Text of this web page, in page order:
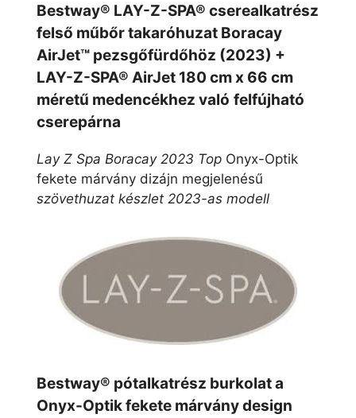
Bestway® LAY-Z-SPA® cserealkatrész
felső műbőr takaróhuzat Boracay
AirJet™ pezsgőfürdőhöz (2023) +
LAY-Z-SPA® AirJet 180 cm x 66 cm
méretű medencékhez való felfújható
cserepárna
Lay Z Spa Boracay 2023 Top Onyx-Optik
fekete márvány dizájn megjelenésű
szövethuzat készlet 2023-as modell
Bestway® pótalkatrész burkolat a
Onyx-Optik fekete márvány design